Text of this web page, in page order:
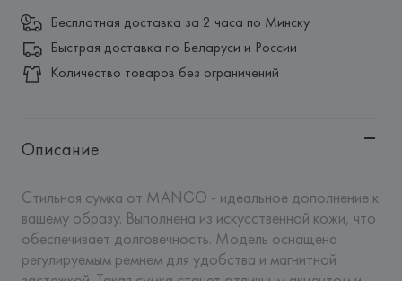
Бесплатная доставка за 2 часа по Минску
Быстрая доставка по Беларуси и России
Количество товаров без ограничений
Описание
Стильная сумка от MANGO - идеальное дополнение к
вашему образу. Выполнена из искусственной кожи, что
обеспечивает долговечность. Модель оснащена
регулируемым ремнем для удобства и магнитной